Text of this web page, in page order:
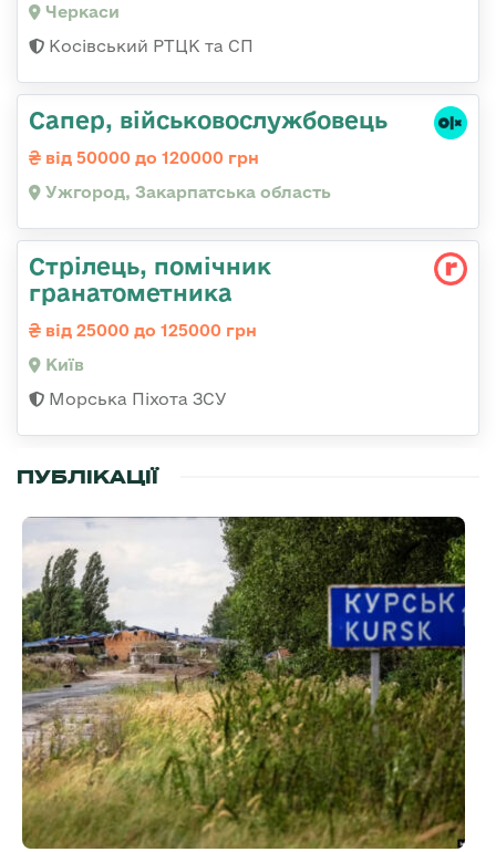
Черкаси
Косівський РТЦК та СП
Сапер, військовослужбовець
від 50000 до 120000 грн
Ужгород, Закарпатська область
Стpілець, помічник
гpанатометника
від 25000 до 125000 грн
Київ
Морська Піхота ЗСУ
ПУБЛІКАЦІЇ